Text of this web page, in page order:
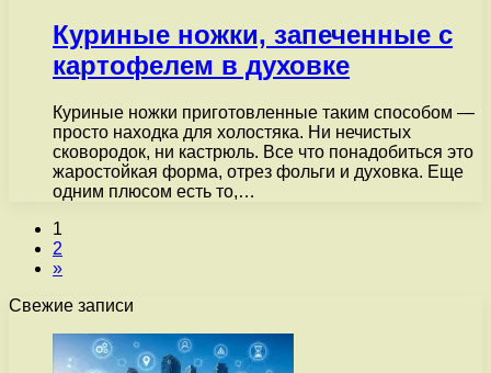
Куриные ножки, запеченные с
картофелем в духовке
Куриные ножки приготовленные таким способом —
просто находка для холостяка. Ни нечистых
сковородок, ни кастрюль. Все что понадобиться это
жаростойкая форма, отрез фольги и духовка. Еще
одним плюсом есть то,…
1
2
»
Свежие записи